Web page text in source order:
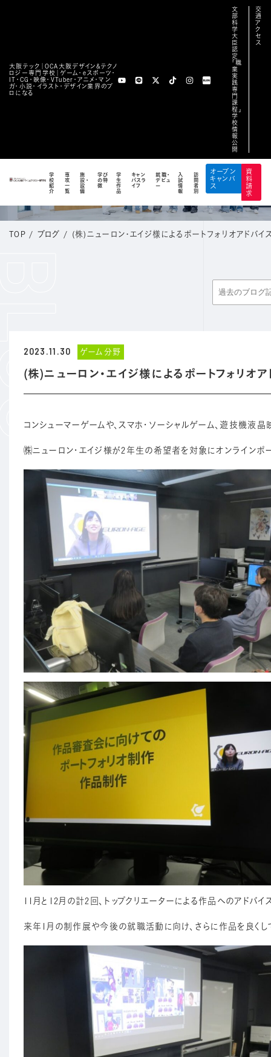
大阪テック｜OCA⼤阪デザイン&テクノ
ロジー専⾨学校｜ゲーム・eスポーツ・
IT・CG・映像・VTuber・アニメ・マン
ガ・小説・イラスト・デザイン業界のプ
ロになる
文
部
科
学
大
臣
認
定
「職
業
実
践
専
門
課
程」
学
校
情
報
公
開
交
通
ア
ク
セ
ス
学
校
紹
介
専
攻
一
覧
施
設・
設
備
学び
の特
徴
学
生
作
品
キャン
パスラ
イフ
就職・
デビュ
ー
入
試
情
報
訪
問
者
別
オープン
キャンパ
ス
資
料
請
求
BLOG
公式ブログ
TOP / ブログ / (株)ニューロン・エイジ様によるポートフォリオアドバイ
2023.11.30 ゲーム分野
(株)ニューロン・エイジ様によるポートフォリオ
コンシューマーゲームや、スマホ・ソーシャルゲーム、遊技機液
㈱ニューロン・エイジ様が2年生の希望者を対象にオンラインポ
11月と12月の計2回、トップクリエーターによる作品へのアドバイ
来年1月の制作展や今後の就職活動に向け、さらに作品を良くし